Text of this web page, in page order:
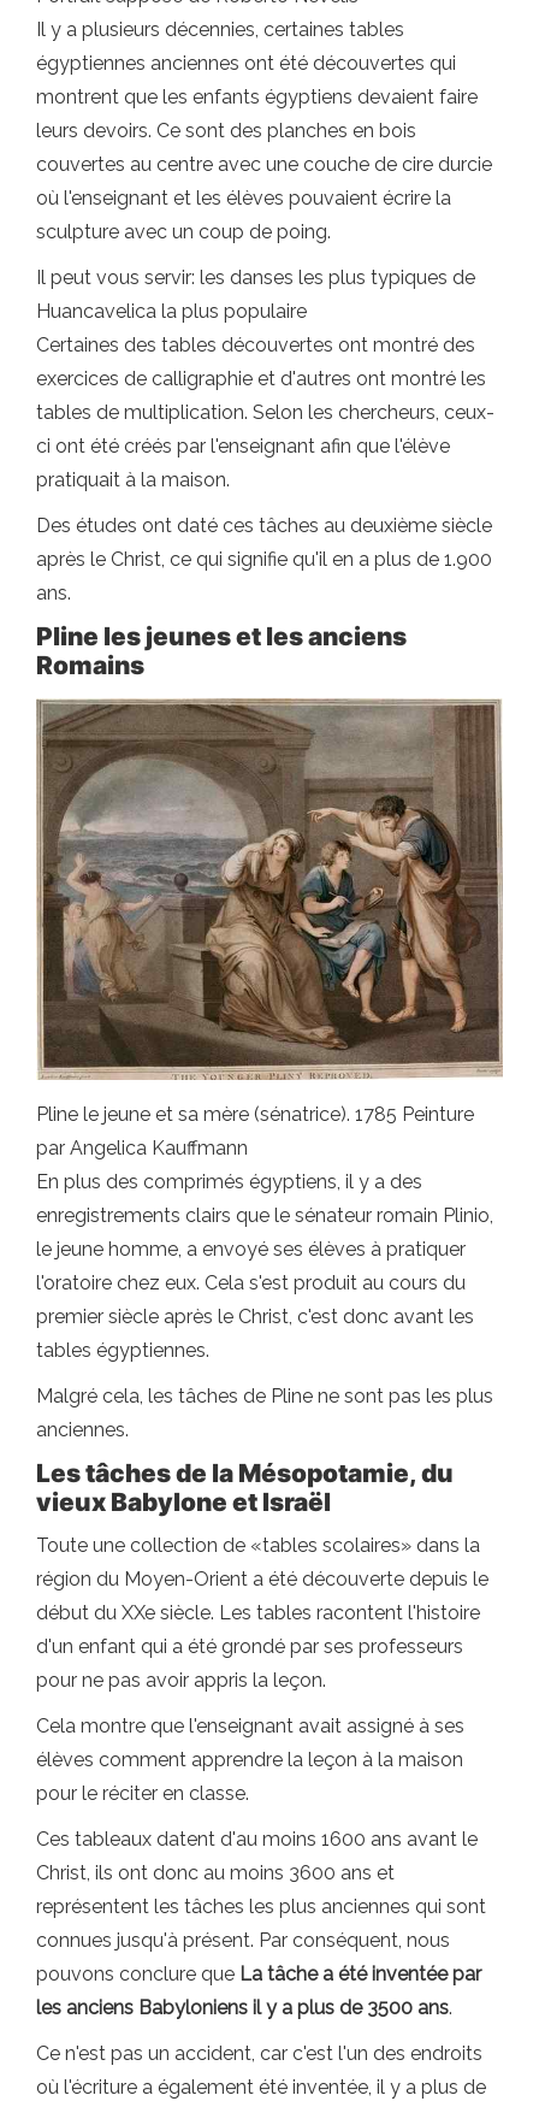
Il y a plusieurs décennies, certaines tables
égyptiennes anciennes ont été découvertes qui
montrent que les enfants égyptiens devaient faire
leurs devoirs. Ce sont des planches en bois
couvertes au centre avec une couche de cire durcie
où l'enseignant et les élèves pouvaient écrire la
sculpture avec un coup de poing.
Il peut vous servir: les danses les plus typiques de
Huancavelica la plus populaire
Certaines des tables découvertes ont montré des
exercices de calligraphie et d'autres ont montré les
tables de multiplication. Selon les chercheurs, ceux-
ci ont été créés par l'enseignant afin que l'élève
pratiquait à la maison.
Des études ont daté ces tâches au deuxième siècle
après le Christ, ce qui signifie qu'il en a plus de 1.900
ans.
Pline les jeunes et les anciens
Romains
Pline le jeune et sa mère (sénatrice). 1785 Peinture
par Angelica Kauffmann
En plus des comprimés égyptiens, il y a des
enregistrements clairs que le sénateur romain Plinio,
le jeune homme, a envoyé ses élèves à pratiquer
l'oratoire chez eux. Cela s'est produit au cours du
premier siècle après le Christ, c'est donc avant les
tables égyptiennes.
Malgré cela, les tâches de Pline ne sont pas les plus
anciennes.
Les tâches de la Mésopotamie, du
vieux Babylone et Israël
Toute une collection de «tables scolaires» dans la
région du Moyen-Orient a été découverte depuis le
début du XXe siècle. Les tables racontent l'histoire
d'un enfant qui a été grondé par ses professeurs
pour ne pas avoir appris la leçon.
Cela montre que l'enseignant avait assigné à ses
élèves comment apprendre la leçon à la maison
pour le réciter en classe.
Ces tableaux datent d'au moins 1600 ans avant le
Christ, ils ont donc au moins 3600 ans et
représentent les tâches les plus anciennes qui sont
connues jusqu'à présent. Par conséquent, nous
pouvons conclure que La tâche a été inventée par
les anciens Babyloniens il y a plus de 3500 ans.
Ce n'est pas un accident, car c'est l'un des endroits
où l'écriture a également été inventée, il y a plus de